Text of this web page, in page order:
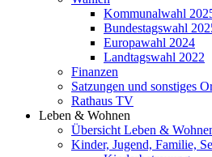
Kommunalwahl
Bundestagswahl
Europawahl 2024
Landtagswahl 2022
Finanzen
Satzungen und sonstiges
Rathaus TV
Leben & Wohnen
Übersicht Leben &
Kinder, Jugend, Familie,